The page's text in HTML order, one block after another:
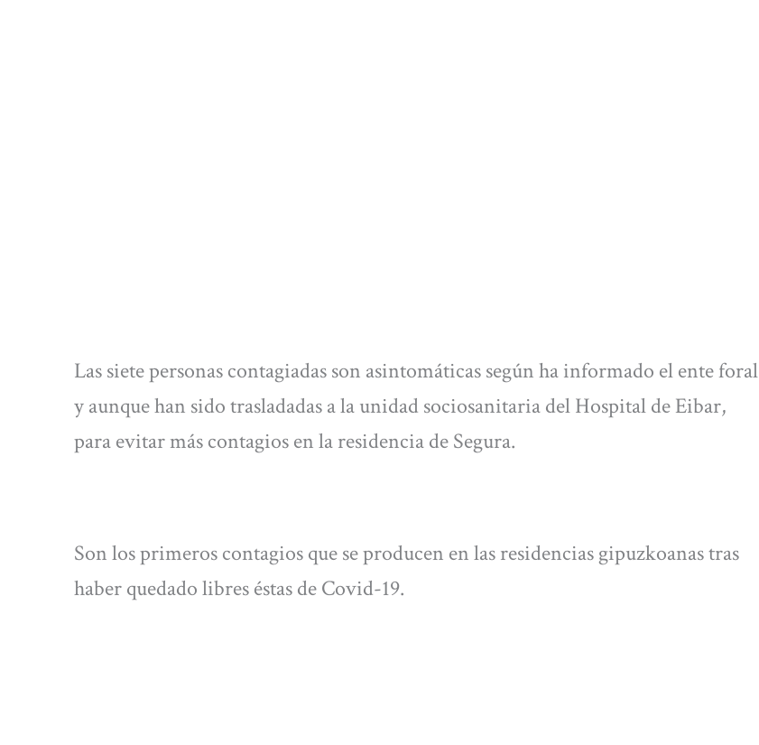
Las siete personas contagiadas son asintomáticas según ha informado el ente foral
y aunque han sido trasladadas a la unidad sociosanitaria del Hospital de Eibar,
para evitar más contagios en la residencia de Segura.
Son los primeros contagios que se producen en las residencias gipuzkoanas tras
haber quedado libres éstas de Covid-19.